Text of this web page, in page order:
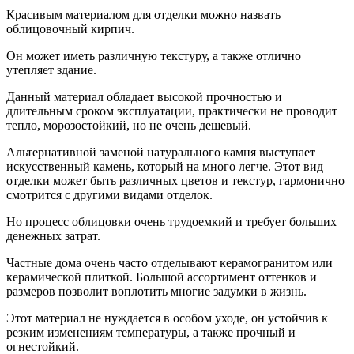
Красивым материалом для отделки можно назвать
облицовочный кирпич.
Он может иметь различную текстуру, а также отлично
утепляет здание.
Данный материал обладает высокой прочностью и
длительным сроком эксплуатации, практически не проводит
тепло, морозостойкий, но не очень дешевый.
Альтернативной заменой натурального камня выступает
искусственный камень, который на много легче. Этот вид
отделки может быть различных цветов и текстур, гармонично
смотрится с другими видами отделок.
Но процесс облицовки очень трудоемкий и требует больших
денежных затрат.
Частные дома очень часто отделывают керамогранитом или
керамической плиткой. Большой ассортимент оттенков и
размеров позволит воплотить многие задумки в жизнь.
Этот материал не нуждается в особом уходе, он устойчив к
резким изменениям температуры, а также прочный и
огнестойкий.